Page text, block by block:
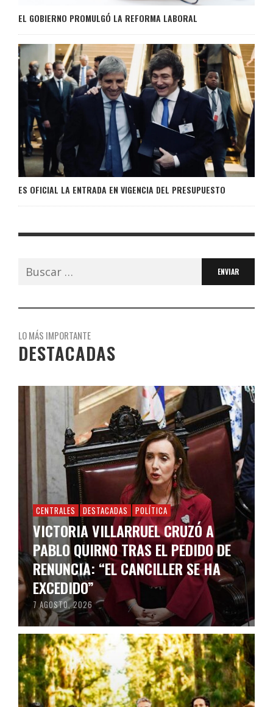
EL GOBIERNO PROMULGÓ LA REFORMA LABORAL
ES OFICIAL LA ENTRADA EN VIGENCIA DEL PRESUPUESTO
Buscar:
LO MÁS IMPORTANTE
DESTACADAS
CENTRALES DESTACADAS POLÍTICA
VICTORIA VILLARRUEL CRUZÓ A
PABLO QUIRNO TRAS EL PEDIDO DE
RENUNCIA: “EL CANCILLER SE HA
EXCEDIDO”
7 AGOSTO, 2026